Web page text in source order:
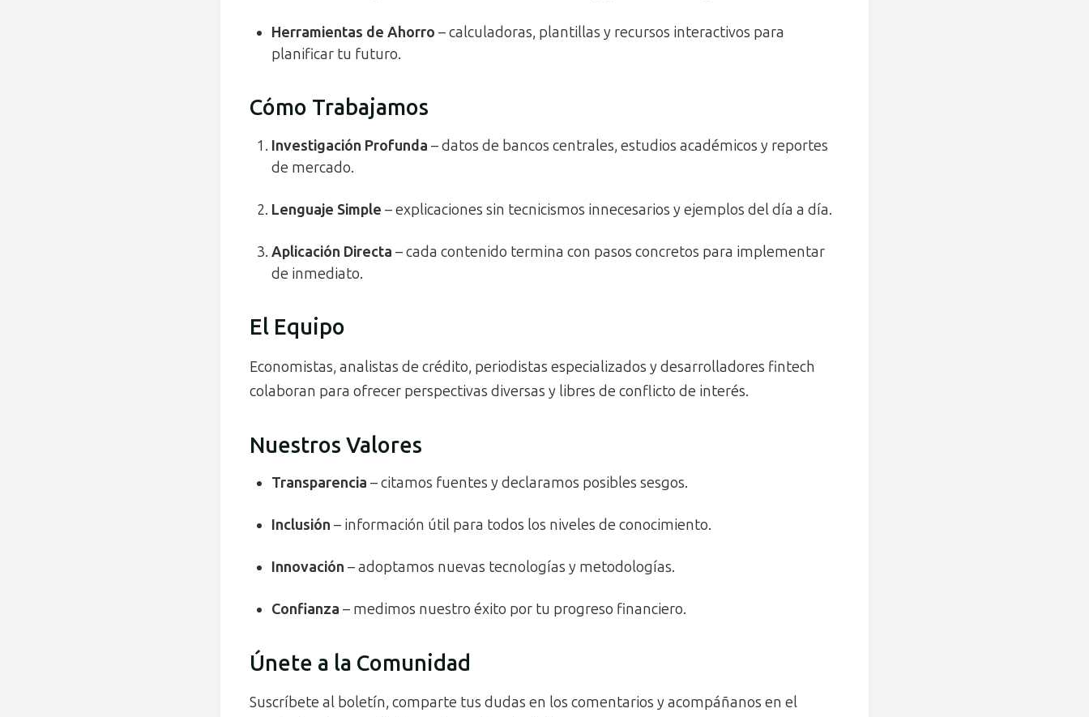
Herramientas de Ahorro – calculadoras, plantillas y recursos interactivos para
planificar tu futuro.
Cómo Trabajamos
Investigación Profunda – datos de bancos centrales, estudios académicos y reportes
de mercado.
Lenguaje Simple – explicaciones sin tecnicismos innecesarios y ejemplos del día a día.
Aplicación Directa – cada contenido termina con pasos concretos para implementar
de inmediato.
El Equipo
Economistas, analistas de crédito, periodistas especializados y desarrolladores fintech
colaboran para ofrecer perspectivas diversas y libres de conflicto de interés.
Nuestros Valores
Transparencia – citamos fuentes y declaramos posibles sesgos.
Inclusión – información útil para todos los niveles de conocimiento.
Innovación – adoptamos nuevas tecnologías y metodologías.
Confianza – medimos nuestro éxito por tu progreso financiero.
Únete a la Comunidad
Suscríbete al boletín, comparte tus dudas en los comentarios y acompáñanos en el